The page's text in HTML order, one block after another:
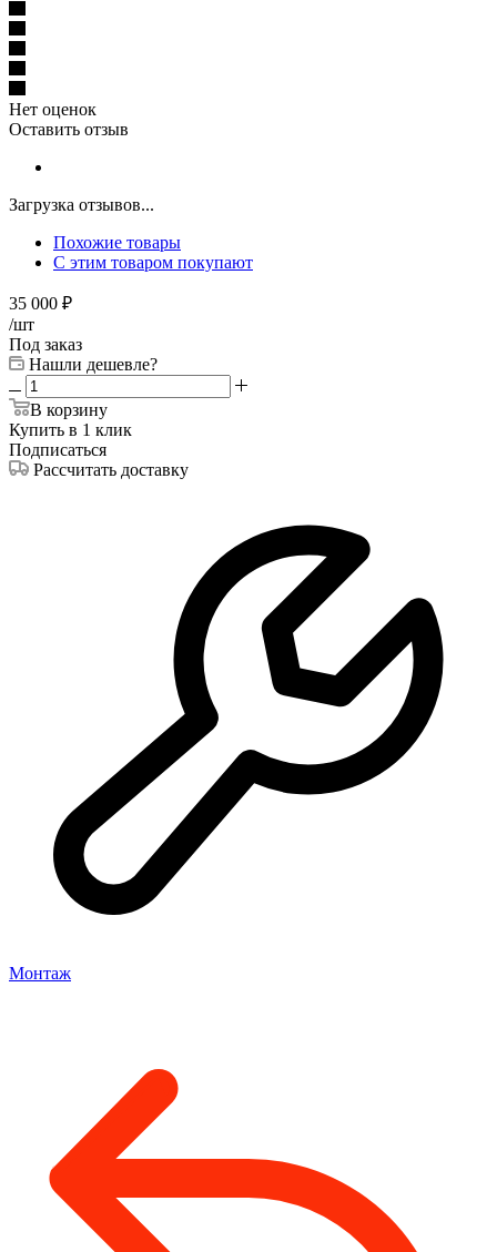
Нет оценок
Оставить отзыв
Загрузка отзывов...
Похожие товары
С этим товаром покупают
35 000 ₽
/шт
Под заказ
Нашли дешевле?
В корзину
Купить в 1 клик
Подписаться
Рассчитать доставку
Монтаж